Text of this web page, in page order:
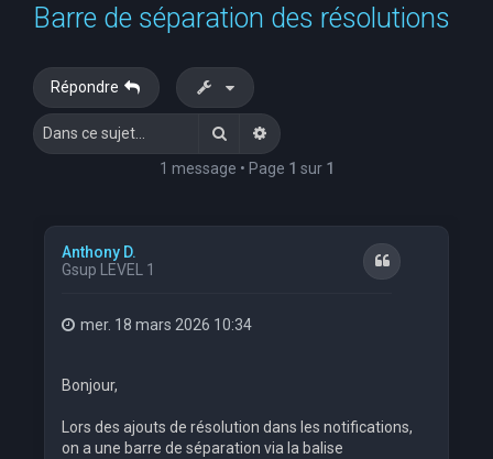
Barre de séparation des résolutions
Répondre
RechercherRecherche avancée
1 message • Page 1 sur 1
Anthony D.
Gsup LEVEL 1
Citation
mer. 18 mars 2026 10:34
Bonjour,
Lors des ajouts de résolution dans les notifications,
on a une barre de séparation via la balise